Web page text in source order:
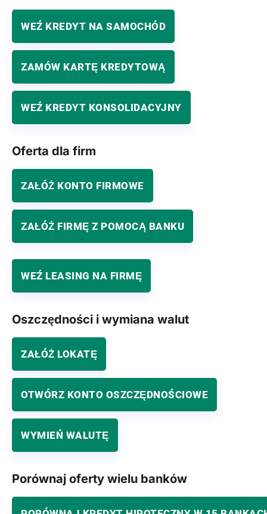
WEŹ KREDYT NA SAMOCHÓD
ZAMÓW KARTĘ KREDYTOWĄ
WEŹ KREDYT KONSOLIDACYJNY
Oferta dla firm
ZAŁÓŻ KONTO FIRMOWE
ZAŁÓŻ FIRMĘ Z POMOCĄ BANKU
WEŹ LEASING NA FIRMĘ
Oszczędności i wymiana walut
ZAŁÓŻ LOKATĘ
OTWÓRZ KONTO OSZCZĘDNOŚCIOWE
WYMIEŃ WALUTĘ
Porównaj oferty wielu banków